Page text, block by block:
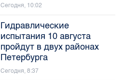
Сегодня, 10:02
Гидравлические
испытания 10 августа
пройдут в двух районах
Петербурга
Сегодня, 8:37